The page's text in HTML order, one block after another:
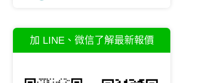
加 LINE、微信了解最新報價